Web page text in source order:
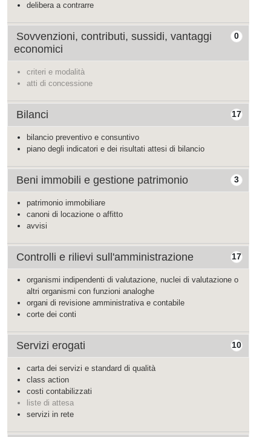
delibera a contrarre
0
Sovvenzioni, contributi, sussidi, vantaggi
economici
criteri e modalità
atti di concessione
17
Bilanci
bilancio preventivo e consuntivo
piano degli indicatori e dei risultati attesi di bilancio
3
Beni immobili e gestione patrimonio
patrimonio immobiliare
canoni di locazione o affitto
avvisi
17
Controlli e rilievi sull'amministrazione
organismi indipendenti di valutazione, nuclei di valutazione o
altri organismi con funzioni analoghe
organi di revisione amministrativa e contabile
corte dei conti
10
Servizi erogati
carta dei servizi e standard di qualità
class action
costi contabilizzati
liste di attesa
servizi in rete